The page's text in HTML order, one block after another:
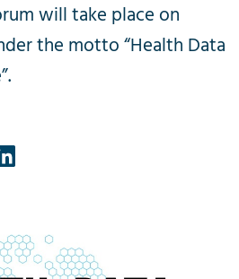
will take place on
the motto “Health Data